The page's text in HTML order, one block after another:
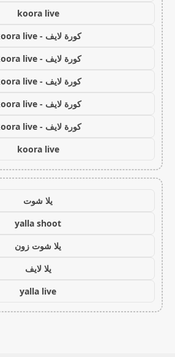
koora live
كورة لايف - koora live
كورة لايف - koora live
كورة لايف - koora live
كورة لايف - koora live
كورة لايف - koora live
koora live
يلا شوت
yalla shoot
يلا شوت زون
يلا لايف
yalla live